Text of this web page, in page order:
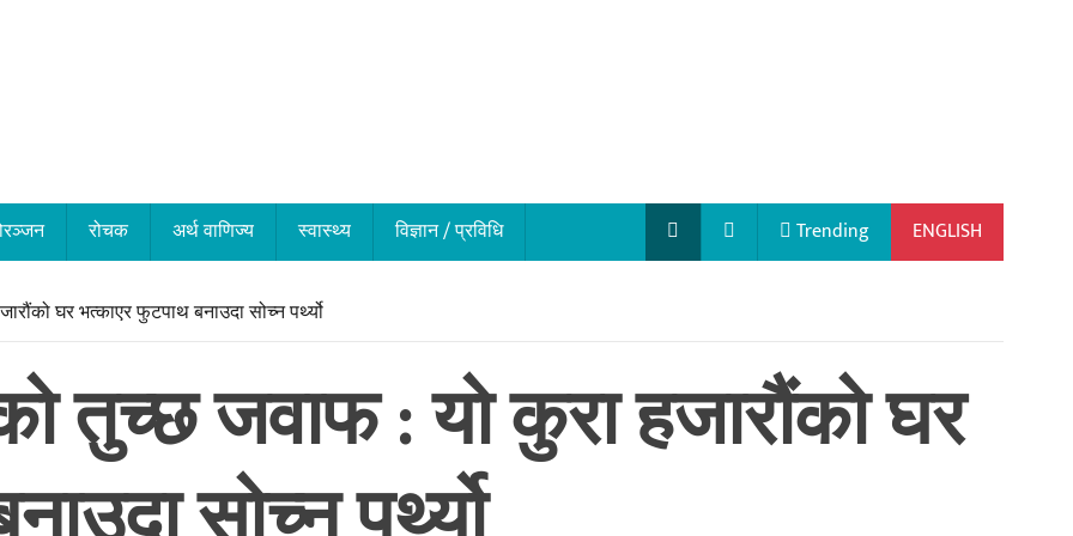
रोचक अर्थ वाणिज्य स्वास्थ्य विज्ञान / प्रविधि Trending ENGLISH
घर भत्काएर फुटपाथ बनाउदा सोच्न पर्थ्यो
तुच्छ जवाफ : यो कुरा हजारौंको घर